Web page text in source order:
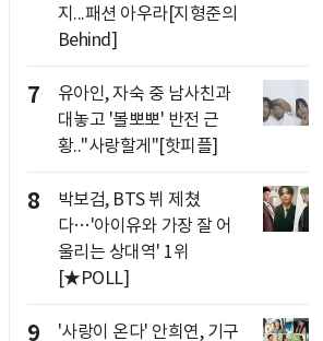
지...패션 아우라[지형준의
Behind]
7
유아인, 자숙 중 남사친과
대놓고 '볼뽀뽀' 반전 근
황.."사랑할게"[핫피플]
8
박보검, BTS 뷔 제쳤
다…'아이유와 가장 잘 어
울리는 상대역' 1위
[★POLL]
9 '사랑이 온다' 안희연, 기구